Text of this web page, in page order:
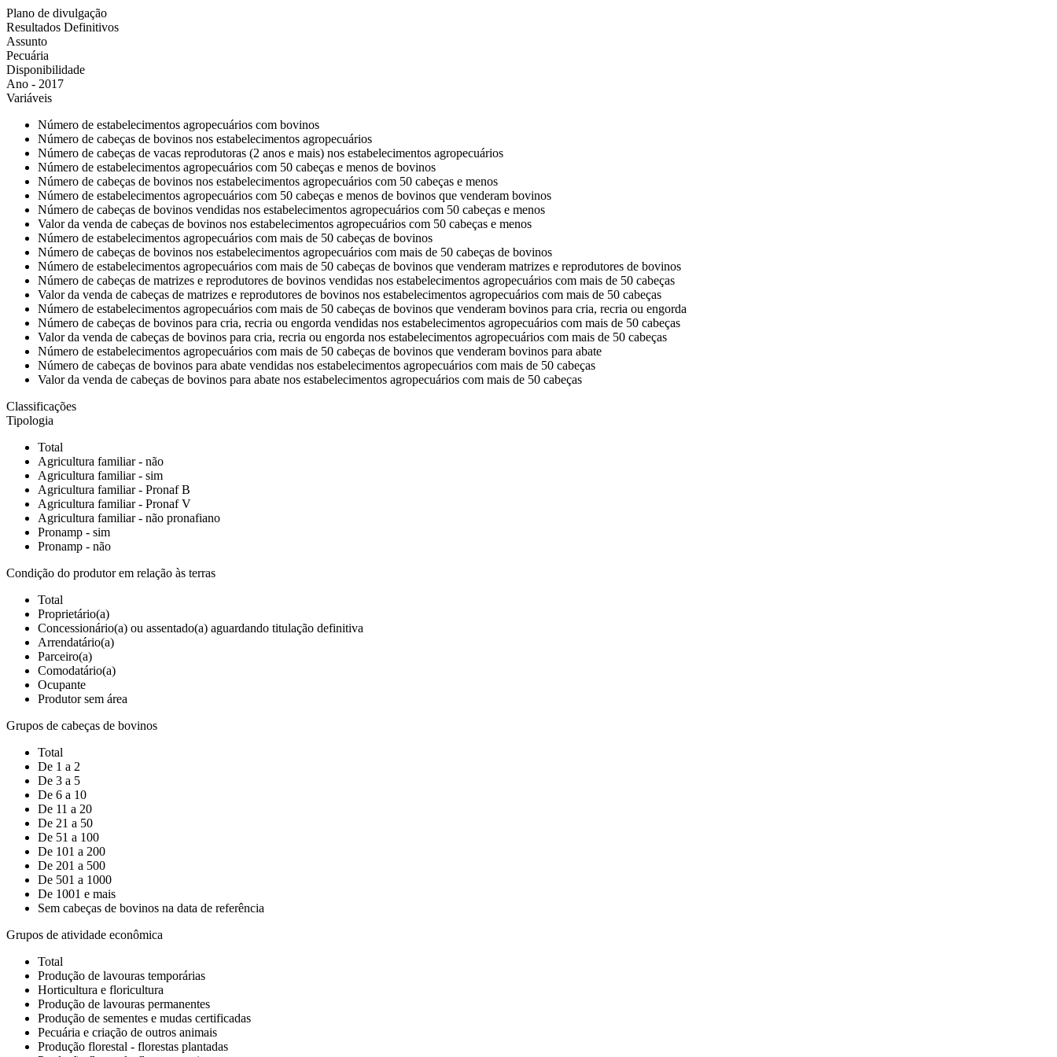
Plano de divulgação
Resultados Definitivos
Assunto
Pecuária
Disponibilidade
Ano - 2017
Variáveis
Número de estabelecimentos agropecuários com bovinos
Número de cabeças de bovinos nos estabelecimentos agropecuários
Número de cabeças de vacas reprodutoras (2 anos e mais) nos estabelecimentos agropecuários
Número de estabelecimentos agropecuários com 50 cabeças e menos de bovinos
Número de cabeças de bovinos nos estabelecimentos agropecuários com 50 cabeças e menos
Número de estabelecimentos agropecuários com 50 cabeças e menos de bovinos que venderam bovinos
Número de cabeças de bovinos vendidas nos estabelecimentos agropecuários com 50 cabeças e menos
Valor da venda de cabeças de bovinos nos estabelecimentos agropecuários com 50 cabeças e menos
Número de estabelecimentos agropecuários com mais de 50 cabeças de bovinos
Número de cabeças de bovinos nos estabelecimentos agropecuários com mais de 50 cabeças de bovinos
Número de estabelecimentos agropecuários com mais de 50 cabeças de bovinos que venderam matrizes e reprodutores de bovinos
Número de cabeças de matrizes e reprodutores de bovinos vendidas nos estabelecimentos agropecuários com mais de 50 cabeças
Valor da venda de cabeças de matrizes e reprodutores de bovinos nos estabelecimentos agropecuários com mais de 50 cabeças
Número de estabelecimentos agropecuários com mais de 50 cabeças de bovinos que venderam bovinos para cria, recria ou engorda
Número de cabeças de bovinos para cria, recria ou engorda vendidas nos estabelecimentos agropecuários com mais de 50 cabeças
Valor da venda de cabeças de bovinos para cria, recria ou engorda nos estabelecimentos agropecuários com mais de 50 cabeças
Número de estabelecimentos agropecuários com mais de 50 cabeças de bovinos que venderam bovinos para abate
Número de cabeças de bovinos para abate vendidas nos estabelecimentos agropecuários com mais de 50 cabeças
Valor da venda de cabeças de bovinos para abate nos estabelecimentos agropecuários com mais de 50 cabeças
Classificações
Tipologia
Total
Agricultura familiar - não
Agricultura familiar - sim
Agricultura familiar - Pronaf B
Agricultura familiar - Pronaf V
Agricultura familiar - não pronafiano
Pronamp - sim
Pronamp - não
Condição do produtor em relação às terras
Total
Proprietário(a)
Concessionário(a) ou assentado(a) aguardando titulação definitiva
Arrendatário(a)
Parceiro(a)
Comodatário(a)
Ocupante
Produtor sem área
Grupos de cabeças de bovinos
Total
De 1 a 2
De 3 a 5
De 6 a 10
De 11 a 20
De 21 a 50
De 51 a 100
De 101 a 200
De 201 a 500
De 501 a 1000
De 1001 e mais
Sem cabeças de bovinos na data de referência
Grupos de atividade econômica
Total
Produção de lavouras temporárias
Horticultura e floricultura
Produção de lavouras permanentes
Produção de sementes e mudas certificadas
Pecuária e criação de outros animais
Produção florestal - florestas plantadas